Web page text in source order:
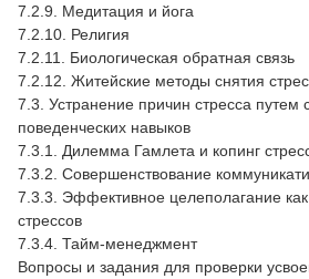
7.2.9. Медитация и йога
7.2.10. Религия
7.2.11. Биологическая обратная связь
7.2.12. Житейские методы снятия
7.3. Устранение причин стресса путем
поведенческих навыков
7.3.1. Дилемма Гамлета и копинг
7.3.2. Совершенствование
7.3.3. Эффективное целеполагание
стрессов
7.3.4. Тайм-менеджмент
Вопросы и задания для проверки